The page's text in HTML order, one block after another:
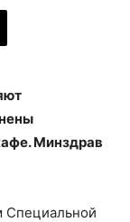
Минздрав
Специальной